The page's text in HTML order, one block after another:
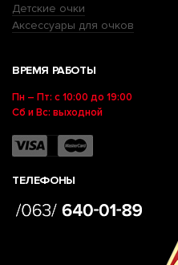
Детские очки
Аксессуары для очков
ВРЕМЯ РАБОТЫ
Пн – Пт: с 10:00 до 19:00
Сб и Вс: выходной
ТЕЛЕФОНЫ